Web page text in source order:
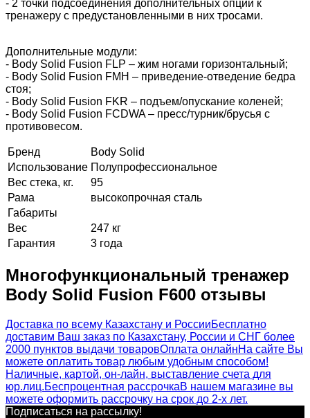
- 2 точки подсоединения дополнительных опций к
тренажеру с предустановленными в них тросами.
Дополнительные модули:
- Body Solid Fusion FLP – жим ногами горизонтальный;
- Body Solid Fusion FMH – приведение-отведение бедра
стоя;
- Body Solid Fusion FKR – подъем/опускание коленей;
- Body Solid Fusion FCDWA – пресс/турник/брусья с
противовесом.
Бренд
Body Solid
Использование Полупрофессиональное
Вес стека, кг.
95
Рама
высокопрочная сталь
Габариты
Вес
247 кг
Гарантия
3 года
Многофункциональный тренажер
Body Solid Fusion F600 отзывы
Доставка по всему Казахстану и РоссииБесплатно
доставим Ваш заказ по Казахстану, России и СНГ более
2000 пунктов выдачи товаровОплата онлайнНа сайте Вы
можете оплатить товар любым удобным способом!
Наличные, картой, он-лайн, выставление счета для
юр.лиц.Беспроцентная рассрочкаВ нашем магазине вы
можете оформить рассрочку на срок до 2-х лет.
Подписаться на рассылкy!